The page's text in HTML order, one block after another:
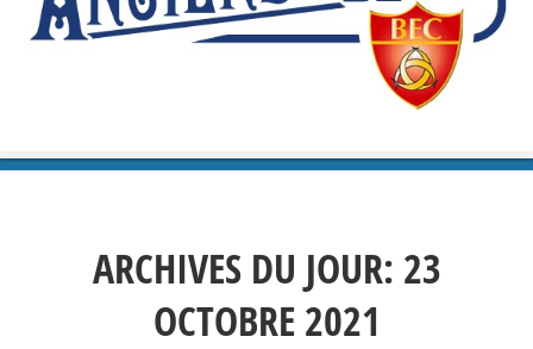
ARCHIVES DU JOUR: 23
OCTOBRE 2021